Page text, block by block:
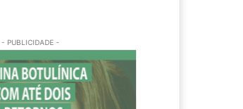
- PUBLICIDADE -